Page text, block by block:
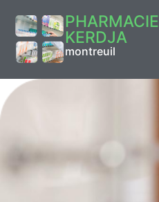
PHARMACIE
KERDJA
montreuil